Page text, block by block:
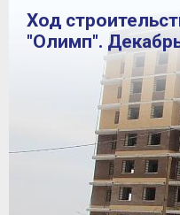
Ход
"Олимп".